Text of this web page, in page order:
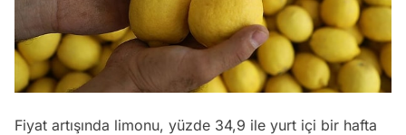
Fiyat artışında limonu, yüzde 34,9 ile yurt içi bir hafta